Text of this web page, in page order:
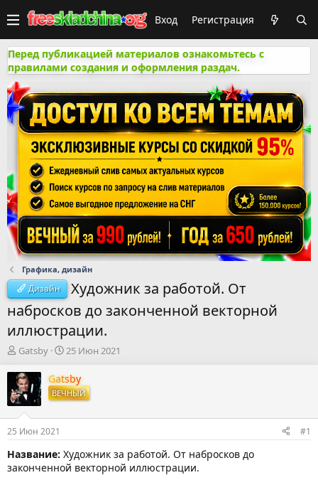
Вход Регистрация
Перед публикацией материалов ознакомьтесь с
правилами создания и оформления раздач.
Графика, дизайн
Дизайн
Художник за работой. От
набросков до законченной векторной
иллюстрации.
А
т
о
р
т
е
м
ы
Gatsby
Д
т
а
н
а
л
а
25 Июн 2021
Gatsby
ВЕЧНЫЙ
25 Июн 2021 #1
Название: Художник за работой. От набросков до
законченной векторной иллюстрации.